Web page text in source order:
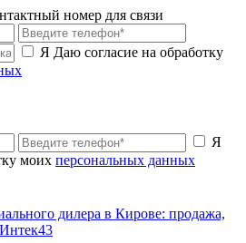
номер для связи
Я Даю согласие на обработку
Я
моих персональных данных